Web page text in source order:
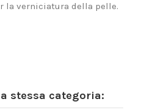
la verniciatura della pelle.
stessa categoria: